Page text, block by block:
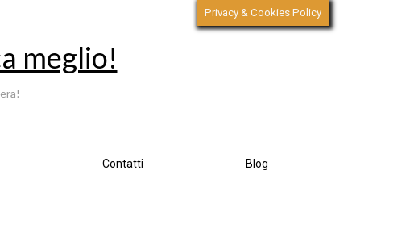
meglio!
Contatti Blog
Privacy & Cookies Policy